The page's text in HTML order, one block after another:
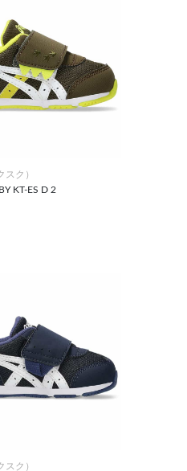
スク）
KT-ES D 2
スク）